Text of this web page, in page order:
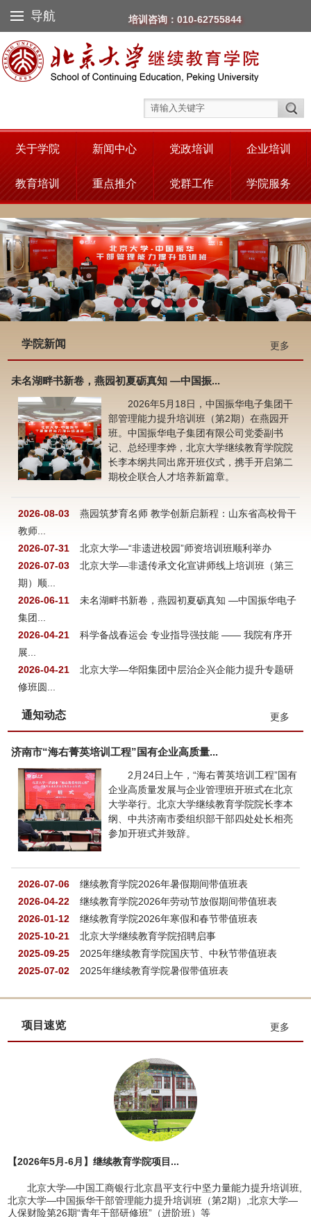
导航 培训咨询：010-62755844
关于学院 新闻中心 党政培训 企业培训
教育培训 重点推介 党群工作 学院服务
更多
学院新闻
未名湖畔书新卷，燕园初夏砺真知 —中国振...
2026年5月18日，中国振华电子集团干
部管理能力提升培训班（第2期）在燕园开
班。中国振华电子集团有限公司党委副书
记、总经理李烨，北京大学继续教育学院院
长李本纲共同出席开班仪式，携手开启第二
期校企联合人才培养新篇章。
2026-08-03
燕园筑梦育名师 教学创新启新程：山东省高校骨干
教师...
2026-07-31
北京大学—“非遗进校园”师资培训班顺利举办
2026-07-03
北京大学—非遗传承文化宣讲师线上培训班（第三
期）顺...
2026-06-11
未名湖畔书新卷，燕园初夏砺真知 —中国振华电子
集团...
2026-04-21
科学备战春运会 专业指导强技能 —— 我院有序开
展...
2026-04-21
北京大学—华阳集团中层治企兴企能力提升专题研
修班圆...
更多
通知动态
济南市“海右菁英培训工程”国有企业高质量...
2月24日上午，“海右菁英培训工程”国有
企业高质量发展与企业管理班开班式在北京
大学举行。北京大学继续教育学院院长李本
纲、中共济南市委组织部干部四处处长相亮
参加开班式并致辞。
2026-07-06
继续教育学院2026年暑假期间带值班表
2026-04-22
继续教育学院2026年劳动节放假期间带值班表
2026-01-12
继续教育学院2026年寒假和春节带值班表
2025-10-21
北京大学继续教育学院招聘启事
2025-09-25
2025年继续教育学院国庆节、中秋节带值班表
2025-07-02
2025年继续教育学院暑假带值班表
更多
项目速览
【2026年5月-6月】继续教育学院项目...
北京大学—中国工商银行北京昌平支行中坚力量能力提升培训班,
北京大学—中国振华干部管理能力提升培训班（第2期）,北京大学—
人保财险第26期“青年干部研修班”（进阶班）等